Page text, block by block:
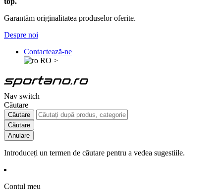
Garantăm originalitatea produselor oferite.
Despre noi
Contactează-ne
RO >
Nav switch
Căutare
Căutare
Căutare
Anulare
Introduceți un termen de căutare pentru a vedea sugestiile.
Contul meu